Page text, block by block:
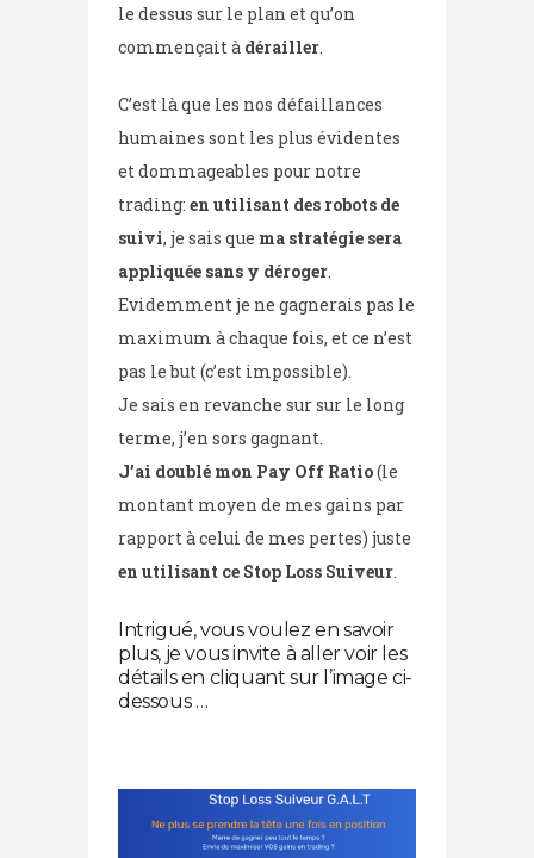
le dessus sur le plan et qu’on
commençait à dérailler.
C’est là que les nos défaillances
humaines sont les plus évidentes
et dommageables pour notre
trading: en utilisant des robots de
suivi, je sais que ma stratégie sera
appliquée sans y déroger.
Evidemment je ne gagnerais pas le
maximum à chaque fois, et ce n’est
pas le but (c’est impossible).
Je sais en revanche sur sur le long
terme, j’en sors gagnant.
J’ai doublé mon Pay Off Ratio(le
montant moyen de mes gains par
rapport à celui de mes pertes) juste
en utilisant ce Stop Loss Suiveur.
Intrigué, vous voulez en savoir
plus, je vous invite à aller voir les
détails en cliquant sur l’image ci-
dessous …